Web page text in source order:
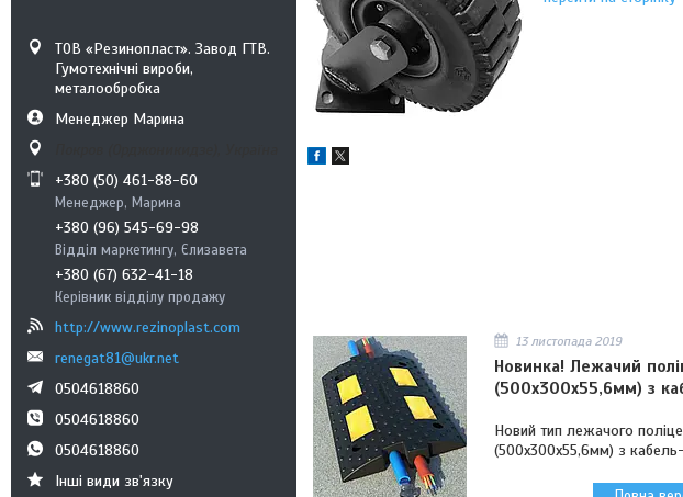
ТОВ «Резинопласт». Завод ГТВ.
Гумотехнічні вироби,
металообробка
Менеджер Марина
+380 (50) 461-88-60
Менеджер, Марина
+380 (96) 545-69-98
Відділ маркетингу, Єлизавета
+380 (67) 632-41-18
Керівник відділу продажу
http://www.rezinoplast.com
renegat81@ukr.net
0504618860
0504618860
0504618860
Інші види зв'язку
13 листопада 2019
Новинка! Лежачий
(500х300х55,6мм) з
Новий тип лежачого
(500х300х55,6мм) з